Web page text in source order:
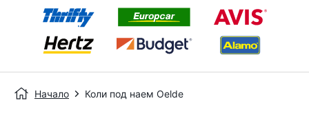
Начало Коли под наем Oelde